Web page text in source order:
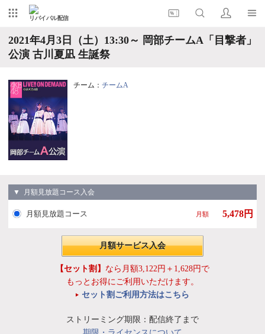
リバイバル配信
2021年4月3日（土）13:30～ 岡部チームA「目撃者」
公演 古川夏凪 生誕祭
チーム： チームA
▼ 月額見放題コース入会
月額見放題コース 月額 5,478円
月額サービス入会
【セット割】 なら月額3,122円＋1,628円で
もっとお得にご利用いただけます。
セット割ご利用方法はこちら
ストリーミング期限：配信終了まで